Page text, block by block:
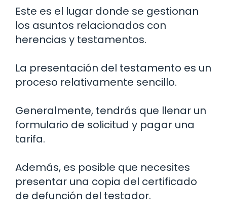
Este es el lugar donde se gestionan
los asuntos relacionados con
herencias y testamentos.
La presentación del testamento es un
proceso relativamente sencillo.
Generalmente, tendrás que llenar un
formulario de solicitud y pagar una
tarifa.
Además, es posible que necesites
presentar una copia del certificado
de defunción del testador.